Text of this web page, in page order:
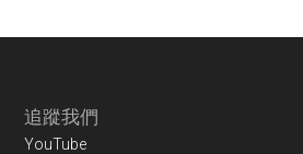
Footer
追蹤我們
YouTube